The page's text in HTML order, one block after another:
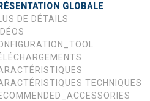
GLOBALE
DE DÉTAILS
TECHNIQUES